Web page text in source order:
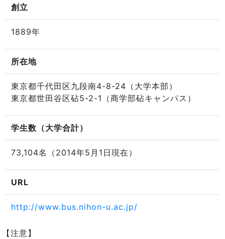
創立
1889年
所在地
東京都千代田区九段南4-8-24（大学本部）
東京都世田谷区砧5-2-1（商学部砧キャンパス）
学生数（大学合計）
73,104名（2014年5月1日現在）
URL
http://www.bus.nihon-u.ac.jp/
【注意】